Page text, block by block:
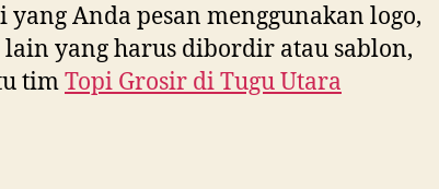
Anda pesan menggunakan logo,
lain yang harus dibordir atau sablon,
timTopi Grosir diTugu Utara